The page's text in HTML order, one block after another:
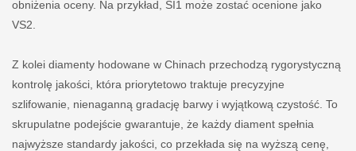
obniżenia oceny. Na przykład, SI1 może zostać ocenione jako
VS2.
Z kolei diamenty hodowane w Chinach przechodzą rygorystyczną
kontrolę jakości, która priorytetowo traktuje precyzyjne
szlifowanie, nienaganną gradację barwy i wyjątkową czystość. To
skrupulatne podejście gwarantuje, że każdy diament spełnia
najwyższe standardy jakości, co przekłada się na wyższą cenę,